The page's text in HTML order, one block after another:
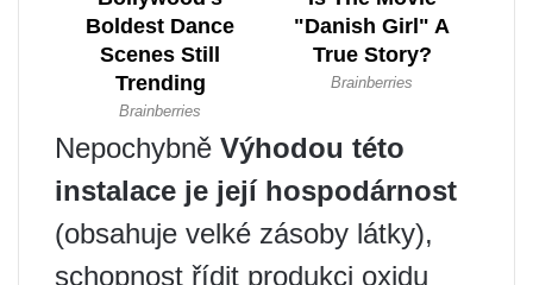
Nepochybně Výhodou této
instalace je její hospodárnost
(obsahuje velké zásoby látky),
schopnost řídit produkci oxidu